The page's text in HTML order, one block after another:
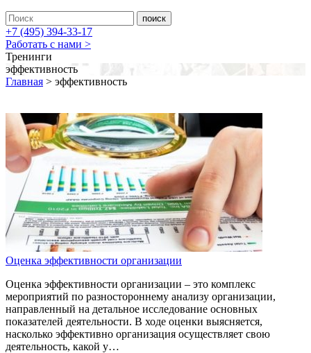
+7 (495) 394-33-17
Работать с нами >
Тренинги
эффективность
Главная > эффективность
Оценка эффективности организации
Оценка эффективности организации – это комплекс
мероприятий по разностороннему анализу организации,
направленный на детальное исследование основных
показателей деятельности. В ходе оценки выясняется,
насколько эффективно организация осуществляет свою
деятельность, какой у…